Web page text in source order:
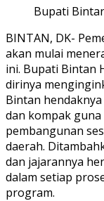
Bupati
BINTAN, DK-
akan mulai
ini. Bupati Bintan
dirinya
Bintan
dan kompak
pembangunan
daerah.
dan jajarannya
dalam setiap
program.